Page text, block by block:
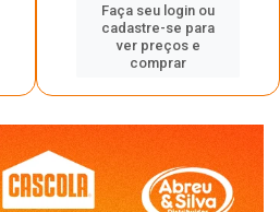
Faça seu login ou
cadastre-se para
ver preços e
comprar